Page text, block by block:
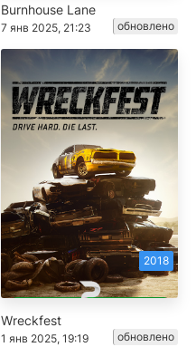
Burnhouse Lane
7 янв 2025, 21:23 обновлено
2018
Wreckfest
1 янв 2025, 19:19 обновлено